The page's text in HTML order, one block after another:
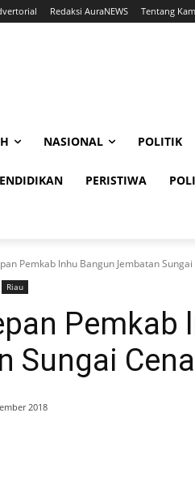
Redaksi AuraNEWS Tentang
NASIONAL POLITIK
PERISTIWA
Pemkab lnhu Bangun Jembatan
Riau
Pemkab
Sungai
2018